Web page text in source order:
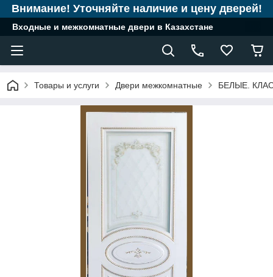
Внимание! Уточняйте наличие и цену дверей!
Входные и межкомнатные двери в Казахстане
Товары и услуги Двери межкомнатные БЕЛЫЕ.